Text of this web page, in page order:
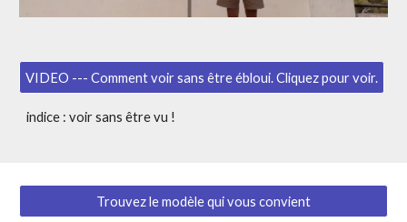
VIDEO --- Comment voir sans être ébloui. Cliquez pour voir.
indice : voir sans être vu !
Trouvez le modèle qui vous convient